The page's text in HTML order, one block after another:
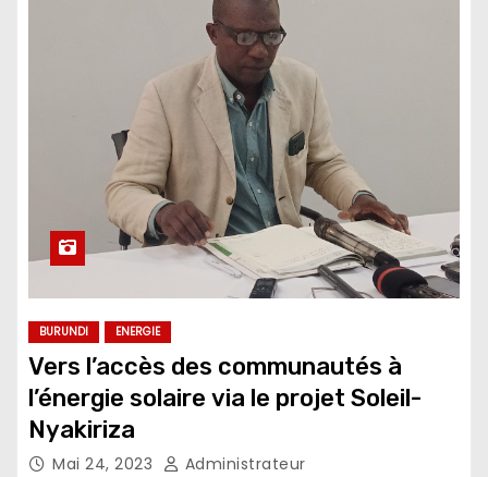
BURUNDI ENERGIE
Vers l’accès des communautés à
l’énergie solaire via le projet Soleil-
Nyakiriza
Mai 24, 2023 Administrateur